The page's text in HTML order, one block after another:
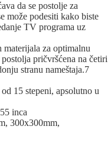
da se postolje za
može podesiti kako biste
TV programa uz
za optimalnu
pričvršćena na četiri
stranu nameštaja.7
15 stepeni, apsolutno u
inca
300x300mm,